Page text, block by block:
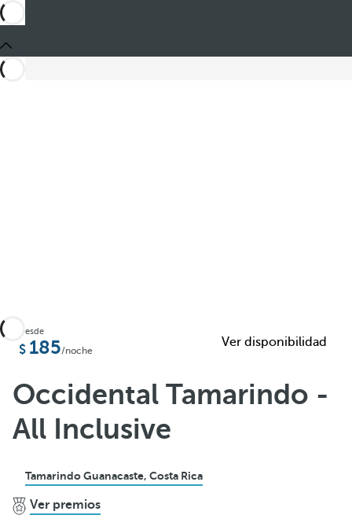
Añadir a favoritos
Ver más fotos y videos
Desde
185/noche
Ver disponibilidad
Occidental Tamarindo -
All Inclusive
Tamarindo Guanacaste, Costa Rica
Ver premios